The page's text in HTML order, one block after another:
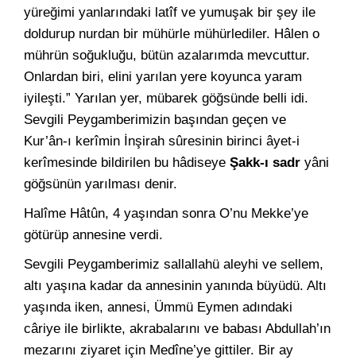
yüreğimi yanlarındaki latîf ve yumuşak bir şey ile
doldurup nurdan bir mühürle mühürlediler. Hâlen o
mührün soğukluğu, bütün azalarımda mevcuttur.
Onlardan biri, elini yarılan yere koyunca yaram
iyileşti.” Yarılan yer, mübarek göğsünde belli idi.
Sevgili Peygamberimizin başından geçen ve
Kur’ân-ı kerîmin İnşirah sûresinin birinci âyet-i
kerîmesinde bildirilen bu hâdiseye Şakk-ı sadr yâni
göğsünün yarılması denir.
Halîme Hâtûn, 4 yaşından sonra O’nu Mekke’ye
götürüp annesine verdi.
Sevgili Peygamberimiz sallallahü aleyhi ve sellem,
altı yaşına kadar da annesinin yanında büyüdü. Altı
yaşında iken, annesi, Ümmü Eymen adındaki
câriye ile birlikte, akrabalarını ve babası Abdullah’ın
mezarını ziyaret için Medîne’ye gittiler. Bir ay